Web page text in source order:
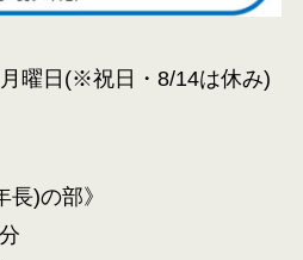
曜日(※祝日・8/14は休み)
長)の部》